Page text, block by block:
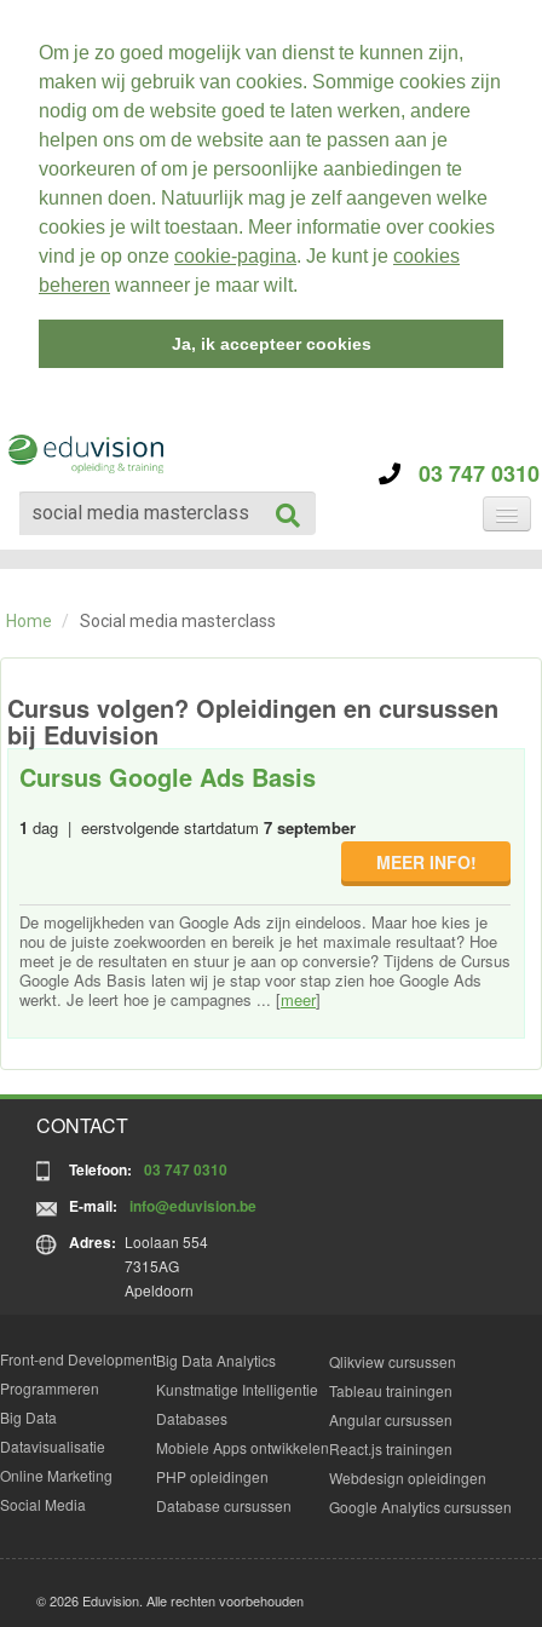
Om je zo goed mogelijk van dienst te kunnen zijn,
maken wij gebruik van cookies. Sommige cookies zijn
nodig om de website goed te laten werken, andere
helpen ons om de website aan te passen aan je
voorkeuren of om je persoonlijke aanbiedingen te
kunnen doen. Natuurlijk mag je zelf aangeven welke
cookies je wilt toestaan. Meer informatie over cookies
vind je op onze cookie-pagina. Je kunt je cookies
beheren wanneer je maar wilt.
Ja, ik accepteer cookies
03 747 0310
CATEGORIE
OVER ONS
CONTACT
Home / Social media masterclass
Cursus volgen? Opleidingen en cursussen
bij Eduvision
Cursus Google Ads Basis
1 dag | eerstvolgende startdatum 7 september
MEER INFO!
De mogelijkheden van Google Ads zijn eindeloos. Maar hoe kies je
nou de juiste zoekwoorden en bereik je het maximale resultaat? Hoe
meet je de resultaten en stuur je aan op conversie? Tijdens de Cursus
Google Ads Basis laten wij je stap voor stap zien hoe Google Ads
werkt. Je leert hoe je campagnes ... [meer]
CONTACT
Telefoon:
03 747 0310
E-mail:
info@eduvision.be
Adres: Loolaan 554
7315AG
Apeldoorn
Front-end Development
Programmeren
Big Data
Datavisualisatie
Online Marketing
Social Media
Big Data Analytics
Kunstmatige Intelligentie
Databases
Mobiele Apps ontwikkelen
PHP opleidingen
Database cursussen
Qlikview cursussen
Tableau trainingen
Angular cursussen
React.js trainingen
Webdesign opleidingen
Google Analytics cursussen
© 2026 Eduvision. Alle rechten voorbehouden